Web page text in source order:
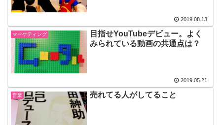
2019.08.13
マーケティング
目指せYouTubeデビュー。よく
みられている動画の共通点は？
2019.05.21
営業 売れてる人がしてること